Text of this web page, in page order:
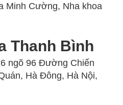
Minh Cường, Nha khoa
Thanh Bình
ngõ 96 Đường Chiến
Hà Đông, Hà Nội,